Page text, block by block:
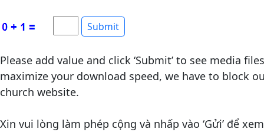
Please add value and click ‘Submit’ to see media
maximize your download speed, we have to block
church website.
Xin vui lòng làm phép cộng và nhấp vào ‘Gửi’ để